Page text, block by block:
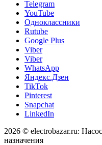
Telegram
YouTube
Одноклассники
Rutube
Google Plus
Viber
Viber
WhatsApp
Яндекс.Дзен
TikTok
Pinterest
Snapchat
LinkedIn
2026 © electrobazar.ru:
назначения